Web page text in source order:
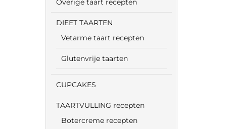
Overige taart recepten
DIEET TAARTEN
Vetarme taart recepten
Glutenvrije taarten
CUPCAKES
TAARTVULLING recepten
Botercreme recepten